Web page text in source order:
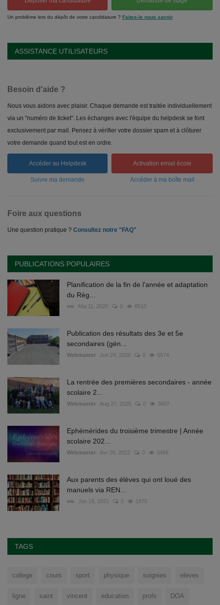
Un problème lors du dépôt de votre candidature ? Faites-le nous savoir
ASSISTANCE UTILISATEURS
Besoin d'aide ?
Nous vous aidons avec plaisir. Chaque demande est traitée individuellement
via un "numéro de ticket". Les échanges avec l'équipe du helpdesk se font
exclusivement par mail. Pensez à vérifier votre dossier spam et à clôturer
votre demande quand tout est en ordre.
Accéder au Helpdesk Activation email école
Suivre ma demande Accéder à ma boîte mail
Foire aux questions
Une question pratique ? Consultez notre "FAQ"
PUBLICATIONS POPULAIRES
Planification de la fin de l'année et adaptation
du Règ...
vw Mai 11, 2020 0 8510
Publication des résultats des 3e et 5e
secondaires (gén...
Webmaster Jun 24, 2020 0 5574
La rentrée des premières secondaires - année
scolaire 2...
Webmaster Aug 27, 2025 0 3607
Ephémérides du troisième trimestre | Année
scolaire 202...
Webmaster Avr 26, 2022 0 3456
Aux parents des élèves qui ont loué des
manuels via REN...
vw Jun 19, 2021 0 1870
TAGS
college cours sport physique soignies eleves
ligne saint vincent education profs DOA